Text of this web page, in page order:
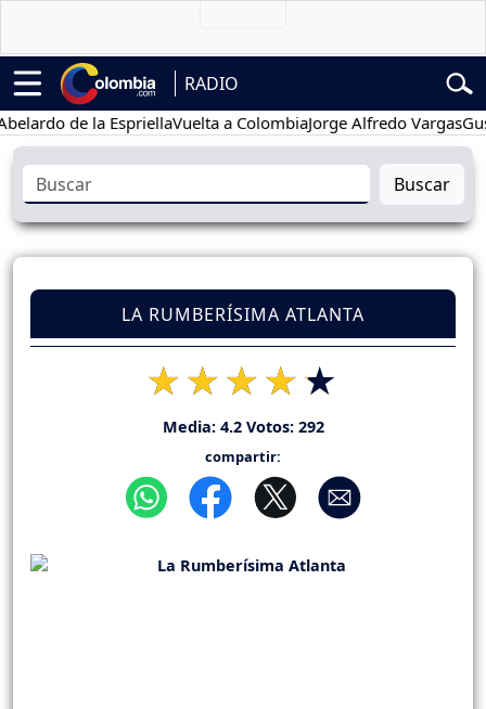
RADIO
de la EspriellaVuelta a ColombiaJorge Alfredo VargasGustavo
Buscar
LA RUMBERÍSIMA ATLANTA
Media: 4.2Votos: 292
compartir: